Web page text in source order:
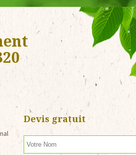
Devis gratuit